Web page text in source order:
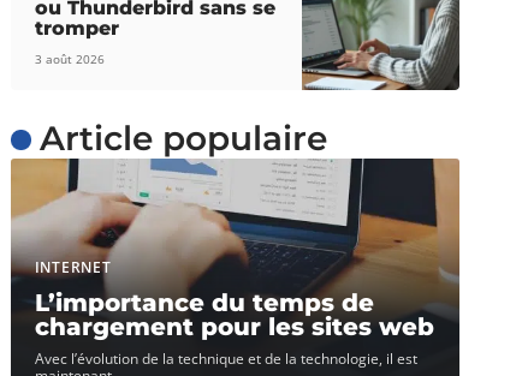
ou Thunderbird sans se
tromper
3 août 2026
Article populaire
INTERNET
L’importance du temps de
chargement pour les sites web
Avec l’évolution de la technique et de la technologie, il est